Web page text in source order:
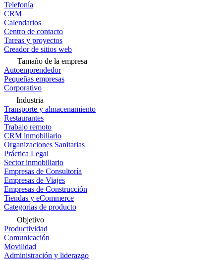
Telefonía
CRM
Calendarios
Centro de contacto
Tareas y proyectos
Creador de sitios web
Tamaño de la empresa
Autoemprendedor
Pequeñas empresas
Corporativo
Industria
Transporte y almacenamiento
Restaurantes
Trabajo remoto
CRM inmobiliario
Organizaciones Sanitarias
Práctica Legal
Sector inmobiliario
Empresas de Consultoría
Empresas de Viajes
Empresas de Construcción
Tiendas y eCommerce
Categorías de producto
Objetivo
Productividad
Comunicación
Movilidad
Administración y liderazgo